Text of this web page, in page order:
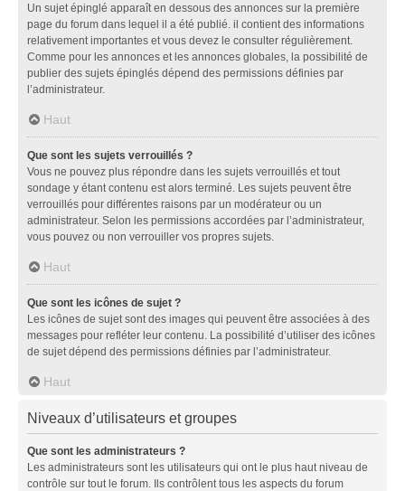
Un sujet épinglé apparaît en dessous des annonces sur la première
page du forum dans lequel il a été publié. il contient des informations
relativement importantes et vous devez le consulter régulièrement.
Comme pour les annonces et les annonces globales, la possibilité de
publier des sujets épinglés dépend des permissions définies par
l’administrateur.
Haut
Que sont les sujets verrouillés ?
Vous ne pouvez plus répondre dans les sujets verrouillés et tout
sondage y étant contenu est alors terminé. Les sujets peuvent être
verrouillés pour différentes raisons par un modérateur ou un
administrateur. Selon les permissions accordées par l’administrateur,
vous pouvez ou non verrouiller vos propres sujets.
Haut
Que sont les icônes de sujet ?
Les icônes de sujet sont des images qui peuvent être associées à des
messages pour refléter leur contenu. La possibilité d’utiliser des icônes
de sujet dépend des permissions définies par l’administrateur.
Haut
Niveaux d’utilisateurs et groupes
Que sont les administrateurs ?
Les administrateurs sont les utilisateurs qui ont le plus haut niveau de
contrôle sur tout le forum. Ils contrôlent tous les aspects du forum